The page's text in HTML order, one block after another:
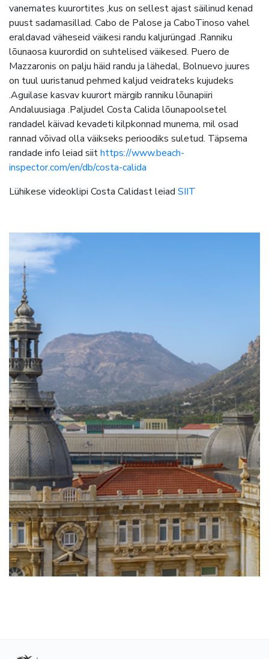
vanemates kuurortites ,kus on sellest ajast säilinud kenad
puust sadamasillad. Cabo de Palose ja CaboTinoso vahel
eraldavad väheseid väikesi randu kaljurüngad .Ranniku
lõunaosa kuurordid on suhtelised väikesed. Puero de
Mazzaronis on palju häid randu ja lähedal, Bolnuevo juures
on tuul uuristanud pehmed kaljud veidrateks kujudeks
.Aguilase kasvav kuurort märgib ranniku lõunapiiri
Andaluusiaga .Paljudel Costa Calida lõunapoolsetel
randadel käivad kevadeti kilpkonnad munema, mil osad
rannad võivad olla väikseks perioodiks suletud. Täpsema
randade info leiad siithttps://www.beach-
inspector.com/en/db/costa-calida
Lühikese videoklipi Costa Calidast leiad SIIT